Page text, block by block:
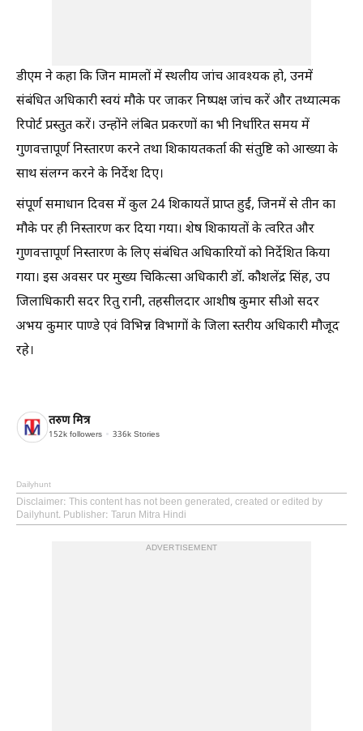
डीएम ने कहा कि जिन मामलों में स्थलीय जांच आवश्यक हो, उनमें
संबंधित अधिकारी स्वयं मौके पर जाकर निष्पक्ष जांच करें और तथ्यात्मक
रिपोर्ट प्रस्तुत करें। उन्होंने लंबित प्रकरणों का भी निर्धारित समय में
गुणवत्तापूर्ण निस्तारण करने तथा शिकायतकर्ता की संतुष्टि को आख्या के
साथ संलग्न करने के निर्देश दिए।
संपूर्ण समाधान दिवस में कुल 24 शिकायतें प्राप्त हुईं, जिनमें से तीन का
मौके पर ही निस्तारण कर दिया गया। शेष शिकायतों के त्वरित और
गुणवत्तापूर्ण निस्तारण के लिए संबंधित अधिकारियों को निर्देशित किया
गया। इस अवसर पर मुख्य चिकित्सा अधिकारी डॉ. कौशलेंद्र सिंह, उप
जिलाधिकारी सदर रितु रानी, तहसीलदार आशीष कुमार सीओ सदर
अभय कुमार पाण्डे एवं विभिन्न विभागों के जिला स्तरीय अधिकारी मौजूद
रहे।
तरुण मित्र
152k followers 336k Stories
Dailyhunt
Disclaimer: This content has not been generated, created or edited by
Dailyhunt. Publisher: Tarun Mitra Hindi
ADVERTISEMENT